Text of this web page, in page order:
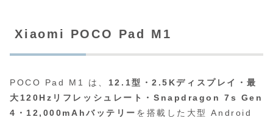
Xiaomi POCO Pad M1
POCO Pad M1 は、 12.1型・2.5Kディスプレイ・最
大120Hzリフレッシュレート・Snapdragon 7s Gen
4・12,000mAhバッテリー を搭載した大型 Android